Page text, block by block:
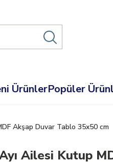
ÜrünlerPopüler
Akşap Duvar Tablo 35x50 cm
Ailesi Kutup